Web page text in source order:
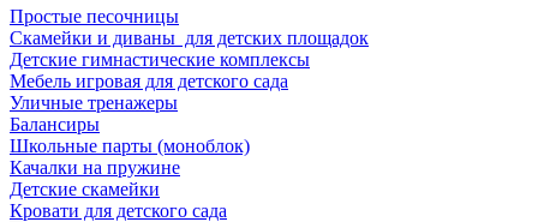
Простые песочницы
Скамейки и диваны для детских площадок
Детские гимнастические комплексы
Мебель игровая для детского сада
Уличные тренажеры
Балансиры
Школьные парты (моноблок)
Качалки на пружине
Детские скамейки
Кровати для детского сада